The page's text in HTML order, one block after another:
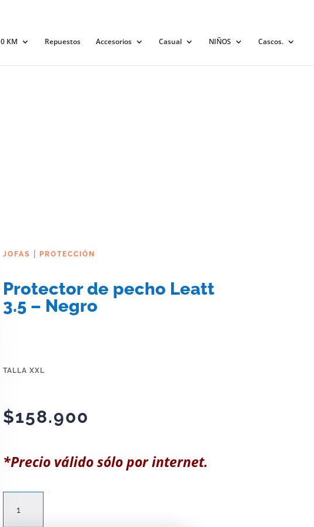
0 KM Repuestos Accesorios Casual NIÑOS Cascos.
JOFAS | PROTECCIÓN
Protector de pecho Leatt
3.5 – Negro
TALLA XXL
$158.900
*Precio válido sólo por internet.